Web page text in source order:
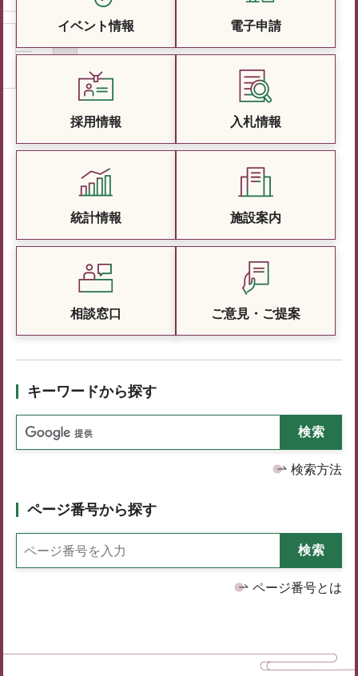
イベント情報 電子申請
採用情報 入札情報
統計情報 施設案内
相談窓口 ご意見・ご提案
キーワードから探す
検索方法
ページ番号から探す
ページ番号とは